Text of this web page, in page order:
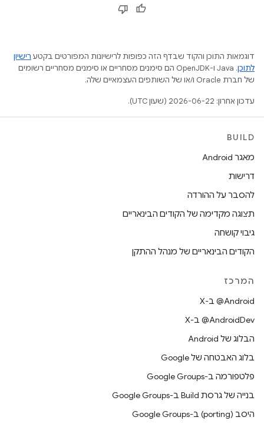
דוגמאות התוכן והקוד שבדף הזה כפופות לרישיונות המפורטים בקטע רישיון
לתוכן
.‏ Java ו-OpenJDK הם סימנים מסחריים או סימנים מסחריים רשומים
של חברת Oracle ו/או של השותפים העצמאיים שלה.
עדכון אחרון: 2026-06-22 (שעון UTC).
BUILD
מאגר Android
דרישות
להסבר על ההורדה
תצוגה מקדימה של הקודים הבינאריים
גיבוי קושחה
הקודים הבינאריים של מנהל ההתקן
המרכז
‫‎@Android ב-X
‫‎@AndroidDev ב-X
הבלוג של Android
בלוג האבטחה של Google
פלטפורמה ב-Google Groups
בנייה של גרסת Build ב-Google Groups
היסב (porting) ב-Google Groups